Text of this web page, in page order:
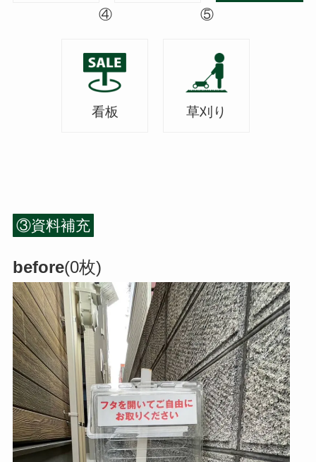
④
看板
⑤
草刈り
③資料補充
before(0枚)